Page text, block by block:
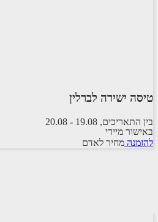
טיסה ישירה לברלין
בין התאריכים, -
20.08
טיסה סדירה
ישראייר
באישור מיידי
להזמנה מחיר לאדם